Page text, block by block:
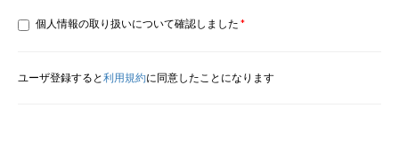
個人情報の取り扱いについて確認しました
ユーザ登録すると利用規約に同意したことになります